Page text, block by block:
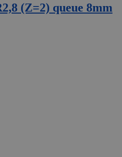
(Z=2) queue 8mm